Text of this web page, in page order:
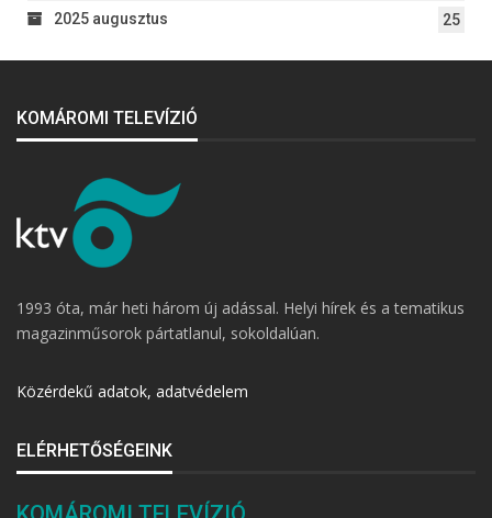
2025 augusztus 25
KOMÁROMI TELEVÍZIÓ
1993 óta, már heti három új adással. Helyi hírek és a tematikus
magazinműsorok pártatlanul, sokoldalúan.
Közérdekű adatok, adatvédelem
ELÉRHETŐSÉGEINK